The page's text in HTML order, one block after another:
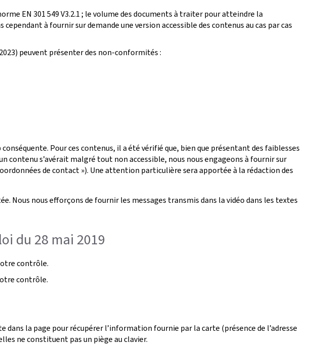
EN 301 549 V3.2.1 ; le volume des documents à traiter pour atteindre la
à fournir sur demande une version accessible des contenus au cas par cas
peuvent présenter des non-conformités :
Pour ces contenus, il a été vérifié que, bien que présentant des faiblesses
s’avérait malgré tout non accessible, nous nous engageons à fournir sur
de contact »). Une attention particulière sera apportée à la rédaction des
Nous nous efforçons de fournir les messages transmis dans la vidéo dans les textes
du 28 mai 2019
contrôle.
contrôle.
la page pour récupérer l’information fournie par la carte (présence de l’adresse
ne constituent pas un piège au clavier.